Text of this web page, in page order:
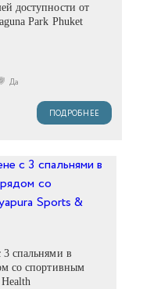
доступности от
Park Phuket
Да
ПОДРОБНЕЕ
3 спальнями в
со спортивным